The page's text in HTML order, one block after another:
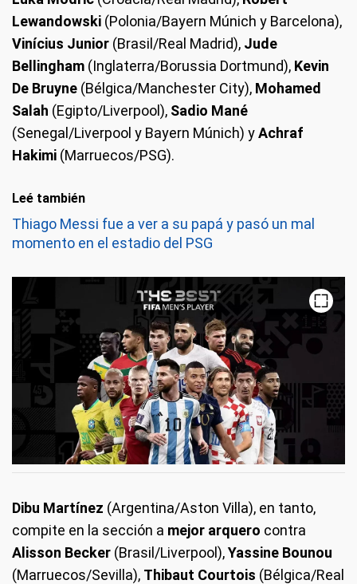
Lewandowski (Polonia/Bayern Múnich y Barcelona),
Vinícius Junior (Brasil/Real Madrid), Jude
Bellingham (Inglaterra/Borussia Dortmund), Kevin
De Bruyne (Bélgica/Manchester City), Mohamed
Salah (Egipto/Liverpool), Sadio Mané
(Senegal/Liverpool y Bayern Múnich) yAchraf
Hakimi (Marruecos/PSG).
Leé también
Thiago Messi fue a ver a su papá y pasó un mal
momento en el estadio del PSG
Dibu Martínez (Argentina/Aston Villa), en tanto,
compite en la sección a mejor arquero contra
Alisson Becker (Brasil/Liverpool),Yassine Bounou
(Marruecos/Sevilla), Thibaut Courtois (Bélgica/Real